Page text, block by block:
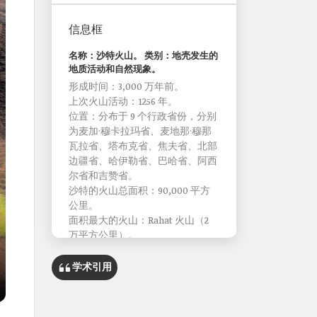
信息框
名称：沙特火山。 类别：地壳发生的
地质活动和自然现象。
形成时间：3,000 万年前。
上次火山活动：1256 年。
位置：分布于 9 个行政省份，分别
为麦加·穆卡拉玛省、麦地那·穆那
瓦拉省、塔布克省、焦夫省、北部
边疆省、哈伊勒省、巴哈省、阿西
尔省和吉赞省。
沙特的火山总面积：90,000 平方
公里。
面积最大的火山：Rahat 火山（2
万平方公里）。
学术引用